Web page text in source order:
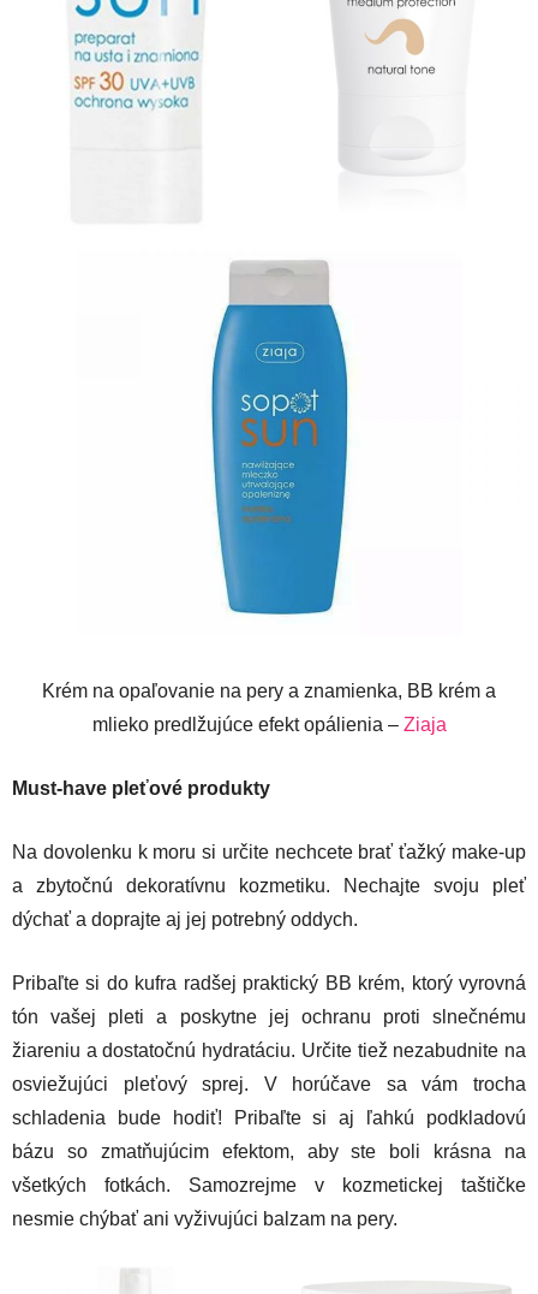
Krém na opaľovanie na pery a znamienka, BB krém a
mlieko predlžujúce efekt opálienia – Ziaja
Must-have pleťové produkty
Na dovolenku k moru si určite nechcete brať ťažký make-up
a zbytočnú dekoratívnu kozmetiku. Nechajte svoju pleť
dýchať a doprajte aj jej potrebný oddych.
Pribaľte si do kufra radšej praktický BB krém, ktorý vyrovná
tón vašej pleti a poskytne jej ochranu proti slnečnému
žiareniu a dostatočnú hydratáciu. Určite tiež nezabudnite na
osviežujúci pleťový sprej. V horúčave sa vám trocha
schladenia bude hodiť! Pribaľte si aj ľahkú podkladovú
bázu so zmatňujúcim efektom, aby ste boli krásna na
všetkých fotkách. Samozrejme v kozmetickej taštičke
nesmie chýbať ani vyživujúci balzam na pery.